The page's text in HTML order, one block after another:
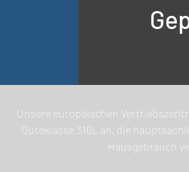
Unsere europäischen
Güteklasse 316L an, die
Hausgebrauch